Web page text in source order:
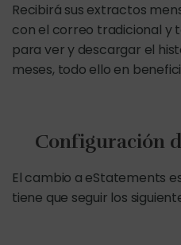
Recibirá sus extractos
con el correo tradicional y
para ver y descargar el
meses, todo ello en
Configuración
El cambio a eStatements
tiene que seguir los